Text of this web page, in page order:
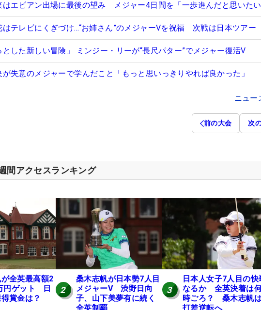
はエビアン出場に最後の望み メジャー4日間を「一歩進んだと思いた
はテレビにくぎづけ…“お姉さん”のメジャーVを祝福 次戦は日本ツアー
とした新しい冒険」 ミンジー・リーが“長尺パター”でメジャー復活V
が失意のメジャーで学んだこと「もっと思いっきりやれば良かった」
ニュー
前の大会 次
間アクセスランキング
全英最高額2
円ゲット 日
賞金は？
2
桑木志帆が日本勢7人目
メジャーV 渋野日向
子、山下美夢有に続く
全英制覇
3
日本人女子7人目の快
なるか 全英決着は
時ごろ？ 桑木志帆
打差逆転へ